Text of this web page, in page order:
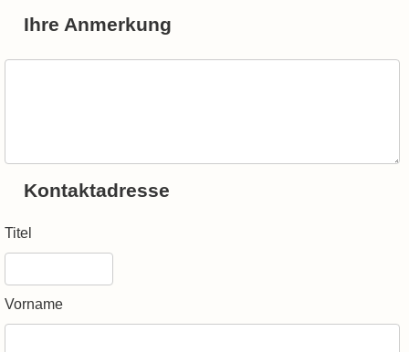
Ihre Anmerkung
Kontaktadresse
Titel
Vorname